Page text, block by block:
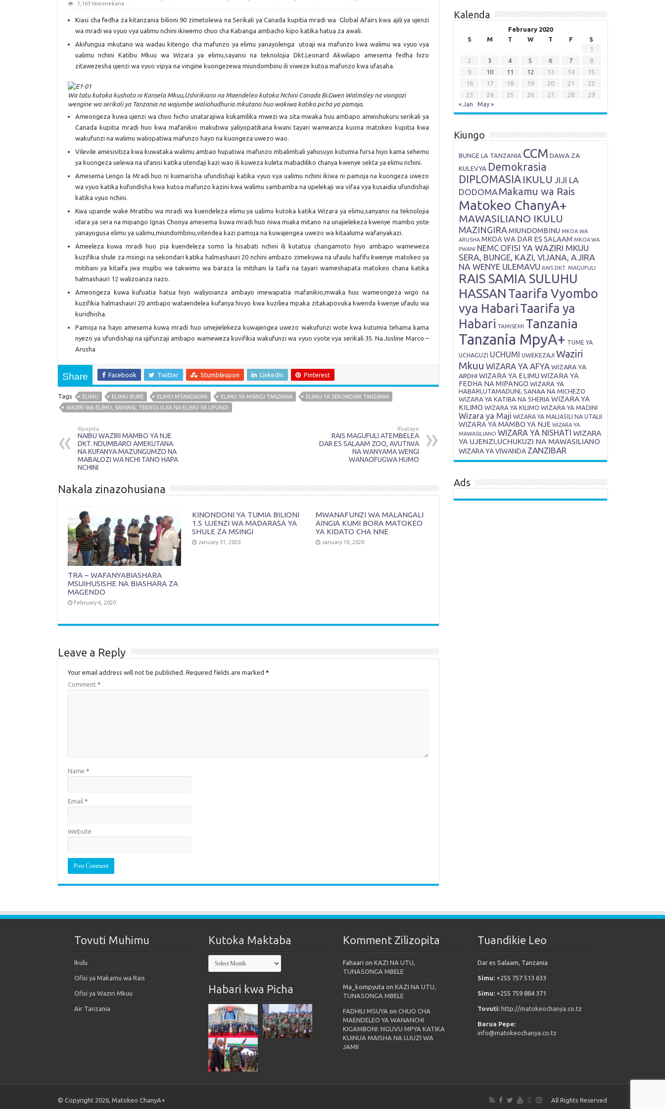
1,163 Imeonekana
Kiasi cha fedha za kitanzania bilioni 90 zimetolewa na Serikali ya Canada kupitia mradi wa Global Afairs kwa ajili ya ujenzi
wa mradi wa vyuo vya ualimu nchini ikiwemo chuo cha Kabanga ambacho kipo katika hatua za awali.
Akifungua mkutano wa wadau kitengo cha mafunzo ya elimu yanayolenga utoaji wa mafunzo kwa walimu wa vyuo vya
ualimu nchini Katibu Mkuu wa Wizara ya elimu,sayansi na teknolojia Dkt.Leonard Akwilapo amesema fedha hizo
zitawezesha ujenzi wa vyuo vipya na vingine kuongezewa miundombinu ili viweze kutoa mafunzo kwa ufasaha.
Wa tatu kutoka kushoto ni Kansela Mkuu,Ushirikiano na Maendeleo kutoka Nchini Canada Bi.Gwen Walmsley na viongozi
wengine wa serikali ya Tanzania na wajumbe waliohudhuria mkutano huo wakiwa katika picha ya pamoja.
Ameongeza kuwa ujenzi wa chuo hicho unatarajiwa kukamilika mwezi wa sita mwaka huu ambapo ameishukuru serikali ya
Canada kupitia mradi huo kwa mafanikio makubwa yaliyopatikana kwani tayari wameanza kuona matokeo kupitia kwa
wakufunzi na walimu waliopatiwa mafunzo hayo na kuongeza uwezo wao.
Vilevile amesisitiza kwa kuwataka walimu ambao hupatiwa mafunzo mbalimbali yahusuyo kutumia fursa hiyo kama sehemu
ya kuongeza uelewa na ufanisi katika utendaji kazi wao ili kuweza kuleta mabadiliko chanya kwenye sekta ya elimu nchini.
Amesema Lengo la Mradi huo ni kuimarisha ufundishaji katika vyuo vya ualimu nchini ikiwa ni pamoja na kuongeza uwezo
wa vyuo katika kufundisha kwa kutoa mafunzo kazini kwa walimu sambamba na upelekaji wa vifaa vya kusaidia ufundishaji
katika vyuo nchini.
Kwa upande wake Mratibu wa mradi wa kuendeleza elimu ya ualimu kutoka katika Wizara ya elimu,sanyansi na teknolojia
idara ya sera na mipango Ignas Chonya amesema kuwa mradi huo niwa miaka mitano na unajielekeza kwenye mambo yote
yanayogusa elimu ya ualimu,miundombinu,vitendea kazi pamoja na kuwajengea uwezo wa kitaaluma wafanyakazi.
Ameeleza kuwa mradi huo pia kuendeleza somo la hisabati nchini ili kutatua changamoto hiyo ambapo wameweza
kuzifikia shule za msingi na sekondari katika halmashauri 20 nchini ambazo zimekuwa na ufaulu hafifu kwenye matokeo ya
mitihani ya kitaifa jwa mujibu wa takwimu wa baraza la mitihani la taifa na tayari wameshapata matokeo chana katika
halmashauri 12 walizoanza nazo.
Ameongeza kuwa kufuatia hatua hiyo waliyoianza ambayo imewapatia mafanikio,mwaka huu wameongeza wigo na
kuzifikia halmashauri 20 ambapo wataendelea kufanya hivyo kwa kuziliea mpaka zitakapovuka kwenda kwenye ufaulu wa
kuridhisha.
Pamoja na hayo amesema kuwa mradi huo umejielekeza kuwajengea uwezo wakufunzi wote kwa kutumia tehama kama
nyezo ya ufundishaji na ujifunzaji ambapo wameweza kuvifikia wakufunzi wa vyuo vyote vya serikali 35. Na Jusline Marco –
Arusha
Share Facebook Twitter Stumbleupon LinkedIn Pinterest
Tags ELIMU ELIMU BURE ELIMU MTANDAONI ELIMU YA MSINGI TANZANIA
ELIMU YA SEKONDARI TANZANIA
WAZIRI WA ELIMU, SAYANSI, TEKNOLOJIA NA ELIMU YA UFUNDI
Iliyopita
NAIBU WAZIRI MAMBO YA NJE
DKT. NDUMBARO AMEKUTANA
NA KUFANYA MAZUNGUMZO NA
MABALOZI WA NCHI TANO HAPA
NCHINI
Ifuatayo
RAIS MAGUFULI ATEMBELEA
DAR ES SALAAM ZOO, AVUTIWA
NA WANYAMA WENGI
WANAOFUGWA HUMO
Nakala zinazohusiana
TRA – WAFANYABIASHARA
MSIJIHUSISHE NA BIASHARA ZA
MAGENDO
February 6, 2020
KINONDONI YA TUMIA BILIONI
1.5 UJENZI WA MADARASA YA
SHULE ZA MSINGI
January 31, 2020
MWANAFUNZI WA MALANGALI
AINGIA KUMI BORA MATOKEO
YA KIDATO CHA NNE
January 10, 2020
Leave a Reply
Your email address will not be published. Required fields are marked *
Comment *
Name *
Email *
Website
Kalenda
February 2020
S
M T W T F
S
1
2
3 4 5 6 7
8
9
10 11 12 13 14
15
16
17 18 19 20 21
22
23
24 25 26 27 28
29
« Jan
May »
Kiungo
BUNGE LA TANZANIA CCM DAWA ZA
KULEVYA Demokrasia
DIPLOMASIA IKULU JIJI LA
DODOMA Makamu wa Rais
Matokeo ChanyA+
MAWASILIANO IKULU
MAZINGIRAMIUNDOMBINU MKOA WA
ARUSHA MKOA WA DAR ES SALAAM MKOA WA
PWANI NEMC OFISI YA WAZIRI MKUU
SERA, BUNGE, KAZI, VIJANA, AJIRA
NA WENYE ULEMAVU RAIS DKT. MAGUFULI
RAIS SAMIA SULUHU
HASSAN Taarifa Vyombo
vya Habari Taarifa ya
Habari TAMISEMI Tanzania
Tanzania MpyA+ TUME YA
UCHAGUZI UCHUMI UWEKEZAJI Waziri
Mkuu WIZARA YA AFYAWIZARA YA
ARDHI WIZARA YA ELIMU WIZARA YA
FEDHA NA MIPANGO WIZARA YA
HABARI,UTAMADUNI, SANAA NA MICHEZO
WIZARA YA KATIBA NA SHERIA WIZARA YA
KILIMO WIZARA YA KILIMO WIZARA YA MADINI
Wizara ya Maji WIZARA YA MALIASILI NA UTALII
WIZARA YA MAMBO YA NJE WIZARA YA
MAWASILIANO WIZARA YA NISHATI WIZARA
YA UJENZI,UCHUKUZI NA MAWASILIANO
WIZARA YA VIWANDA ZANZIBAR
Ads
Tovuti Muhimu
Ikulu
Ofisi ya Makamu wa Rais
Ofisi ya Waziri Mkuu
Air Tanzania
Kutoka Maktaba
Kutoka
Maktaba
Habari kwa Picha
Komment Zilizopita
Fahaari on KAZI NA UTU,
TUNASONGA MBELE
Ma_kompyuta on KAZI NA UTU,
TUNASONGA MBELE
FADHILI MSUYA on CHUO CHA
MAENDELEO YA WANANCHI
KIGAMBONI: NGUVU MPYA KATIKA
KUINUA MAISHA NA UJUZI WA
JAMII
Tuandikie Leo
Dar es Salaam, Tanzania
Simu: +255 757 513 633
Simu: +255 759 884 371
Tovuti: http://matokeochanya.co.tz
Barua Pepe:
info@matokeochanya.co.tz
All Rights Reserved
© Copyright 2026, Matokeo ChanyA+